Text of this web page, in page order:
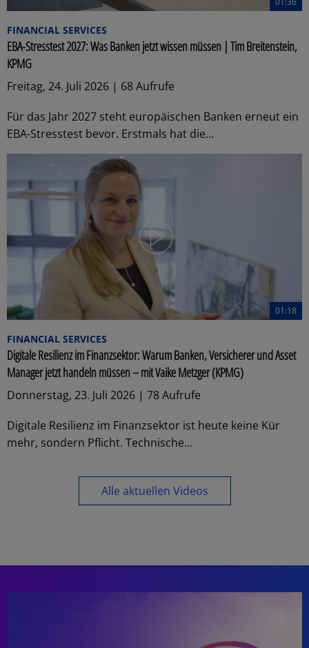
FINANCIAL SERVICES
EBA-Stresstest 2027: Was Banken jetzt wissen müssen | Tim Breitenstein,
KPMG
Freitag, 24. Juli 2026 | 68 Aufrufe
Für das Jahr 2027 steht europäischen Banken erneut ein
EBA-Stresstest bevor. Erstmals hat die...
01:18
FINANCIAL SERVICES
Digitale Resilienz im Finanzsektor: Warum Banken, Versicherer und Asset
Manager jetzt handeln müssen – mit Vaike Metzger (KPMG)
Donnerstag, 23. Juli 2026 | 78 Aufrufe
Digitale Resilienz im Finanzsektor ist heute keine Kür
mehr, sondern Pflicht. Technische...
Alle aktuellen Videos